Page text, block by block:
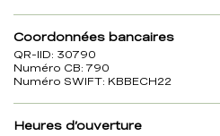
Coordonnées bancaires
QR-IID: 30790
Numéro CB: 790
Numéro SWIFT: KBBECH22
Heures d’ouverture